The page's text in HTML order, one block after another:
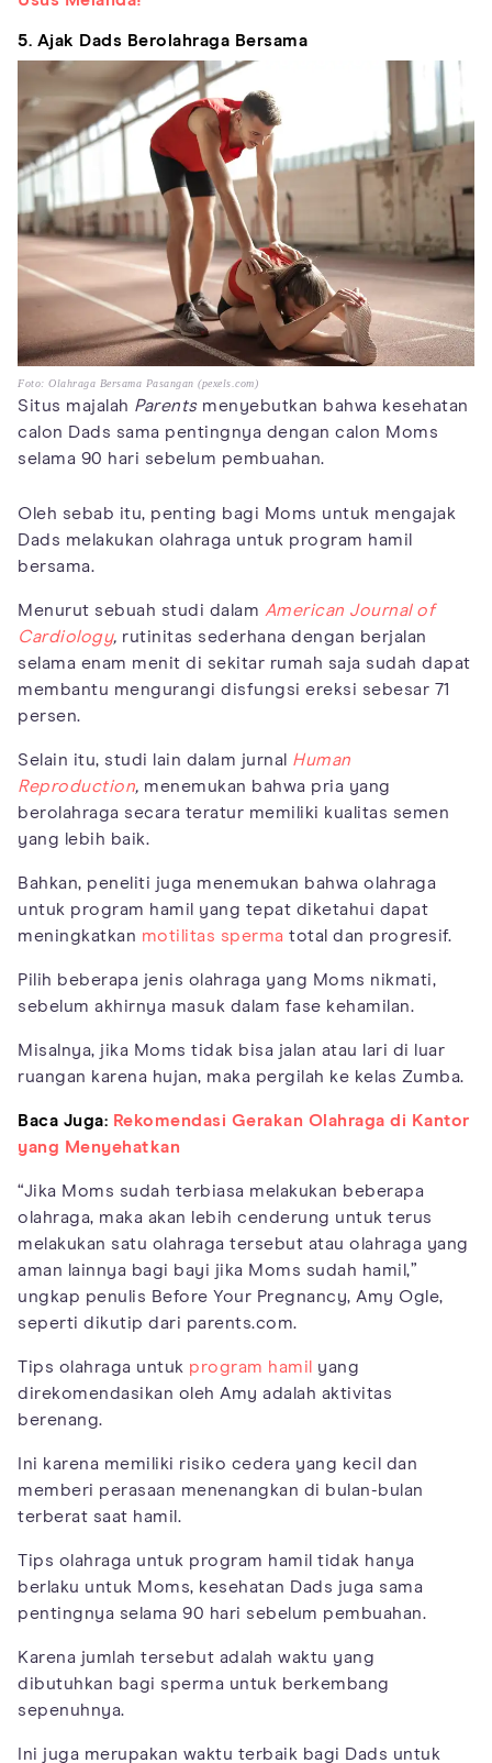
5. Ajak Dads Berolahraga Bersama
Foto: Olahraga Bersama Pasangan (pexels.com)
Situs majalah Parentsmenyebutkan bahwa kesehatan
calon Dads sama pentingnya dengan calon Moms
selama 90 hari sebelum pembuahan.
Oleh sebab itu, penting bagi Moms untuk mengajak
Dads melakukan olahraga untuk program hamil
bersama.
Menurut sebuah studi dalam American Journal of
Cardiology, rutinitas sederhana dengan berjalan
selama enam menit di sekitar rumah saja sudah dapat
membantu mengurangi disfungsi ereksi sebesar 71
persen.
Selain itu, studi lain dalam jurnal Human
Reproduction, menemukan bahwa pria yang
berolahraga secara teratur memiliki kualitas semen
yang lebih baik.
Bahkan, peneliti juga menemukan bahwa olahraga
untuk program hamil yang tepat diketahui dapat
meningkatkan motilitas sperma total dan progresif.
Pilih beberapa jenis olahraga yang Moms nikmati,
sebelum akhirnya masuk dalam fase kehamilan.
Misalnya, jika Moms tidak bisa jalan atau lari di luar
ruangan karena hujan, maka pergilah ke kelas Zumba.
Baca Juga: Rekomendasi Gerakan Olahraga di Kantor
yang Menyehatkan
“Jika Moms sudah terbiasa melakukan beberapa
olahraga, maka akan lebih cenderung untuk terus
melakukan satu olahraga tersebut atau olahraga yang
aman lainnya bagi bayi jika Moms sudah hamil,”
ungkap penulis Before Your Pregnancy, Amy Ogle,
seperti dikutip dari parents.com.
Tips olahraga untuk program hamil yang
direkomendasikan oleh Amy adalah aktivitas
berenang.
Ini karena memiliki risiko cedera yang kecil dan
memberi perasaan menenangkan di bulan-bulan
terberat saat hamil.
Tips olahraga untuk program hamil tidak hanya
berlaku untuk Moms, kesehatan Dads juga sama
pentingnya selama 90 hari sebelum pembuahan.
Karena jumlah tersebut adalah waktu yang
dibutuhkan bagi sperma untuk berkembang
sepenuhnya.
Ini juga merupakan waktu terbaik bagi Dads untuk